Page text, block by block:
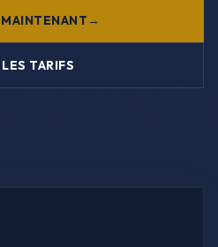
TARIFS